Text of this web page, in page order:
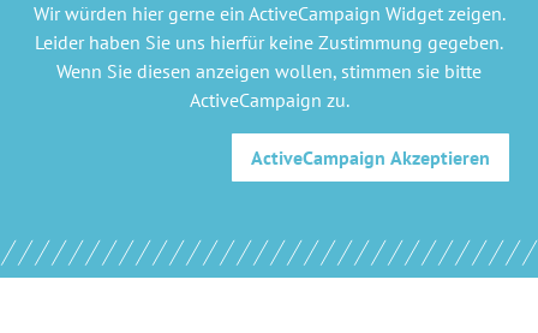
Wir würden hier gerne ein ActiveCampaign Widgetzeigen.
Leider haben Sie uns hierfür keine Zustimmung gegeben.
Wenn Sie diesen anzeigen wollen, stimmen sie bitte
ActiveCampaign zu.
ActiveCampaign Akzeptieren